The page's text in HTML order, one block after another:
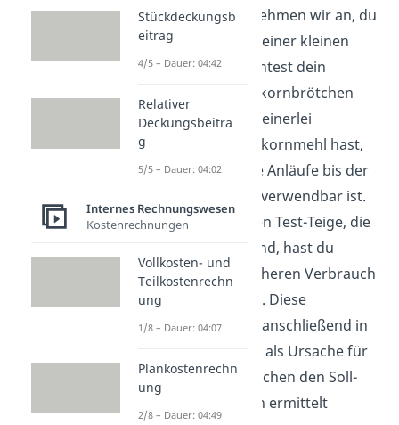
Betriebsmitteln.
Nehmen wir an, du
wärst Eigentümer einer kleinen
Bäckerei und möchtest dein
Sortiment um Vollkornbrötchen
erweitern. Da du keinerlei
Erfahrung mit Vollkornmehl hast,
brauchst du einige Anläufe bis der
Teig auch wirklich verwendbar ist.
Aufgrund der vielen Test-Teige, die
nicht genießbar sind, hast du
zunächst einen höheren Verbrauch
an Betriebsmitteln. Diese
Abweichung kann anschließend in
der Kostenanalyse als Ursache für
die Divergenz zwischen den Soll-
und den Ist-Kosten ermittelt
Stückdeckungsb
eitrag
4/5 – Dauer: 04:42
Relativer
Deckungsbeitra
g
5/5 – Dauer: 04:02
Internes Rechnungswesen
Kostenrechnungen
Vollkosten- und
Teilkostenrechn
ung
1/8 – Dauer: 04:07
Plankostenrechn
ung
2/8 – Dauer: 04:49